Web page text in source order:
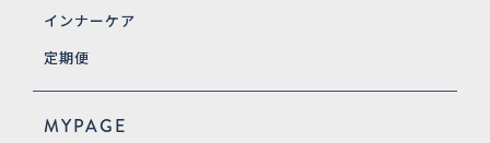
インナーケア
定期便
MYPAGE